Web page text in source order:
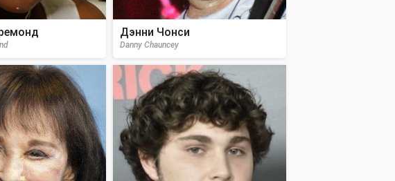
Дэнни Чонси
Danny Chauncey